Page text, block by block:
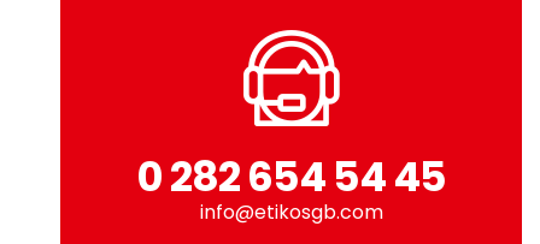
0 282 654 54 45
info@etikosgb.com